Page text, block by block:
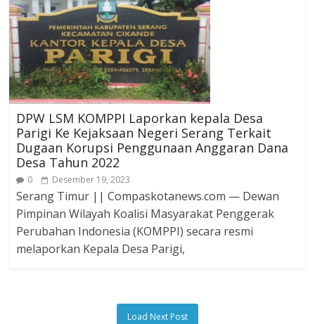
DPW LSM KOMPPI Laporkan kepala Desa
Parigi Ke Kejaksaan Negeri Serang Terkait
Dugaan Korupsi Penggunaan Anggaran Dana
Desa Tahun 2022
0 Desember 19, 2023
Serang Timur || Compaskotanews.com — Dewan
Pimpinan Wilayah Koalisi Masyarakat Penggerak
Perubahan Indonesia (KOMPPI) secara resmi
melaporkan Kepala Desa Parigi,
Load Next Post